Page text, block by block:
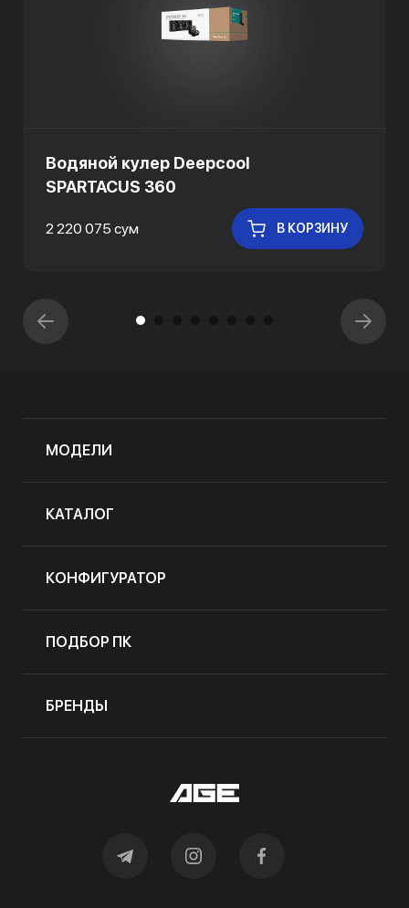
Водяной кулер Deepcool
SPARTACUS 360
2 220 075 сум В КОРЗИНУ
МОДЕЛИ
КАТАЛОГ
КОНФИГУРАТОР
ПОДБОР ПК
БРЕНДЫ